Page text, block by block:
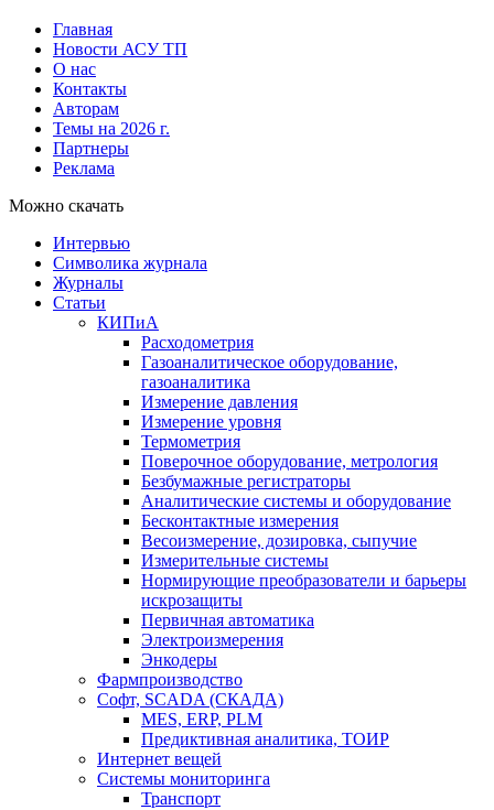
Главная
Новости АСУ ТП
О нас
Контакты
Авторам
Темы на 2026 г.
Партнеры
Реклама
Можно скачать
Интервью
Символика журнала
Журналы
Статьи
КИПиА
Расходометрия
Газоаналитическое оборудование,
газоаналитика
Измерение давления
Измерение уровня
Термометрия
Поверочное оборудование, метрология
Безбумажные регистраторы
Аналитические системы и оборудование
Бесконтактные измерения
Весоизмерение, дозировка, сыпучие
Измерительные системы
Нормирующие преобразователи и барьеры
искрозащиты
Первичная автоматика
Электроизмерения
Энкодеры
Фармпроизводство
Софт, SCADA (СКАДА)
MES, ERP, PLM
Предиктивная аналитика, ТОИР
Интернет вещей
Системы мониторинга
Транспорт